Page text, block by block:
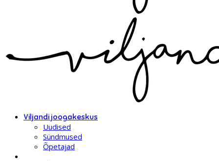
Viljandi joogakeskus
Uudised
Sündmused
Õpetajad